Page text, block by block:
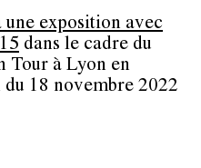
une exposition avec
dans le cadre du
Tour à Lyon en
18 novembre 2022